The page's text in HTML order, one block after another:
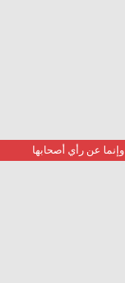
عن رأي أصحابها